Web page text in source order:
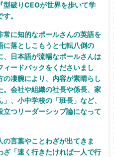
型破りCEOが世界を歩いて学
。
に知的なポールさんの英語を
に落としこもうと七転八倒の
、日本語が流暢なポールさんは
ードバックをくださいまし
凄腕により、内容が素晴らし
。会社や組織の社長や係長、家
、小中学校の「班長」など、
つリーダーシップ論になって
言葉やことわざが出てきま
「速く行きたければ一人で行